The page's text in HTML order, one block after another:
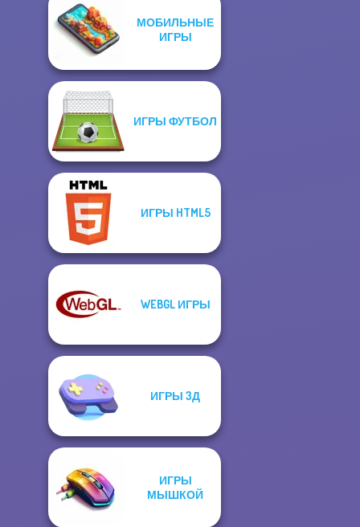
Nuts & Bolts
Puzzle
МОБИЛЬНЫЕ
ИГРЫ
ИГРЫ ФУТБОЛ
ИГРЫ HTML5
WEBGL ИГРЫ
ИГРЫ 3Д
ИГРЫ
МЫШКОЙ